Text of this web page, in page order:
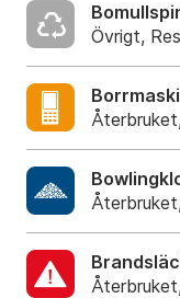
Övrigt,